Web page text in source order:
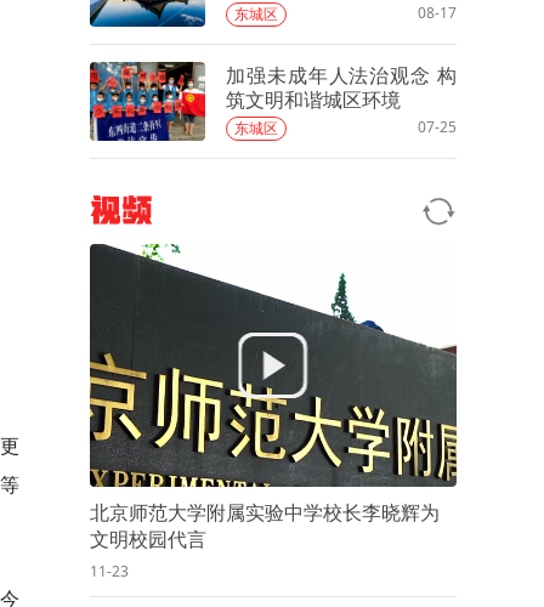
东城区 08-17
加强未成年人法治观念 构
筑文明和谐城区环境
东城区 07-25
视频
北京师范大学附属实验中学校长李晓辉为
文明校园代言
11-23